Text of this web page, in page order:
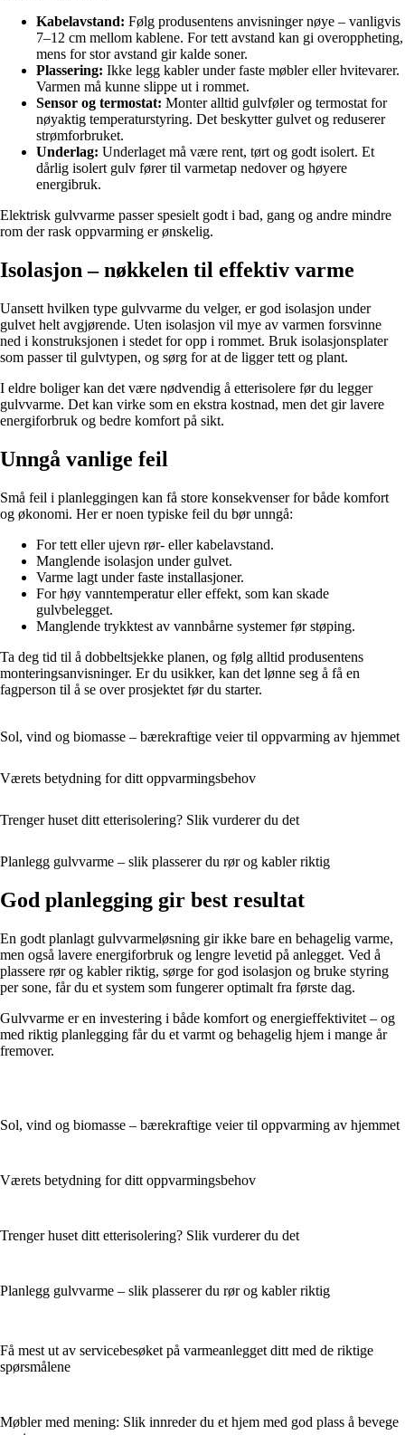
Kabelavstand: Følg produsentens anvisninger nøye – vanligvis
7–12 cm mellom kablene. For tett avstand kan gi overoppheting,
mens for stor avstand gir kalde soner.
Plassering: Ikke legg kabler under faste møbler eller hvitevarer.
Varmen må kunne slippe ut i rommet.
Sensor og termostat: Monter alltid gulvføler og termostat for
nøyaktig temperaturstyring. Det beskytter gulvet og reduserer
strømforbruket.
Underlag: Underlaget må være rent, tørt og godt isolert. Et
dårlig isolert gulv fører til varmetap nedover og høyere
energibruk.
Elektrisk gulvvarme passer spesielt godt i bad, gang og andre mindre
rom der rask oppvarming er ønskelig.
Isolasjon – nøkkelen til effektiv varme
Uansett hvilken type gulvvarme du velger, er god isolasjon under
gulvet helt avgjørende. Uten isolasjon vil mye av varmen forsvinne
ned i konstruksjonen i stedet for opp i rommet. Bruk isolasjonsplater
som passer til gulvtypen, og sørg for at de ligger tett og plant.
I eldre boliger kan det være nødvendig å etterisolere før du legger
gulvvarme. Det kan virke som en ekstra kostnad, men det gir lavere
energiforbruk og bedre komfort på sikt.
Unngå vanlige feil
Små feil i planleggingen kan få store konsekvenser for både komfort
og økonomi. Her er noen typiske feil du bør unngå:
For tett eller ujevn rør- eller kabelavstand.
Manglende isolasjon under gulvet.
Varme lagt under faste installasjoner.
For høy vanntemperatur eller effekt, som kan skade
gulvbelegget.
Manglende trykktest av vannbårne systemer før støping.
Ta deg tid til å dobbeltsjekke planen, og følg alltid produsentens
monteringsanvisninger. Er du usikker, kan det lønne seg å få en
fagperson til å se over prosjektet før du starter.
Sol, vind og biomasse – bærekraftige veier til oppvarming av hjemmet
Værets betydning for ditt oppvarmingsbehov
Trenger huset ditt etterisolering? Slik vurderer du det
Planlegg gulvvarme – slik plasserer du rør og kabler riktig
God planlegging gir best resultat
En godt planlagt gulvvarmeløsning gir ikke bare en behagelig varme,
men også lavere energiforbruk og lengre levetid på anlegget. Ved å
plassere rør og kabler riktig, sørge for god isolasjon og bruke styring
per sone, får du et system som fungerer optimalt fra første dag.
Gulvvarme er en investering i både komfort og energieffektivitet – og
med riktig planlegging får du et varmt og behagelig hjem i mange år
fremover.
Sol, vind og biomasse – bærekraftige veier til oppvarming av hjemmet
Værets betydning for ditt oppvarmingsbehov
Trenger huset ditt etterisolering? Slik vurderer du det
Planlegg gulvvarme – slik plasserer du rør og kabler riktig
Få mest ut av servicebesøket på varmeanlegget ditt med de riktige
spørsmålene
Møbler med mening: Slik innreder du et hjem med god plass å bevege